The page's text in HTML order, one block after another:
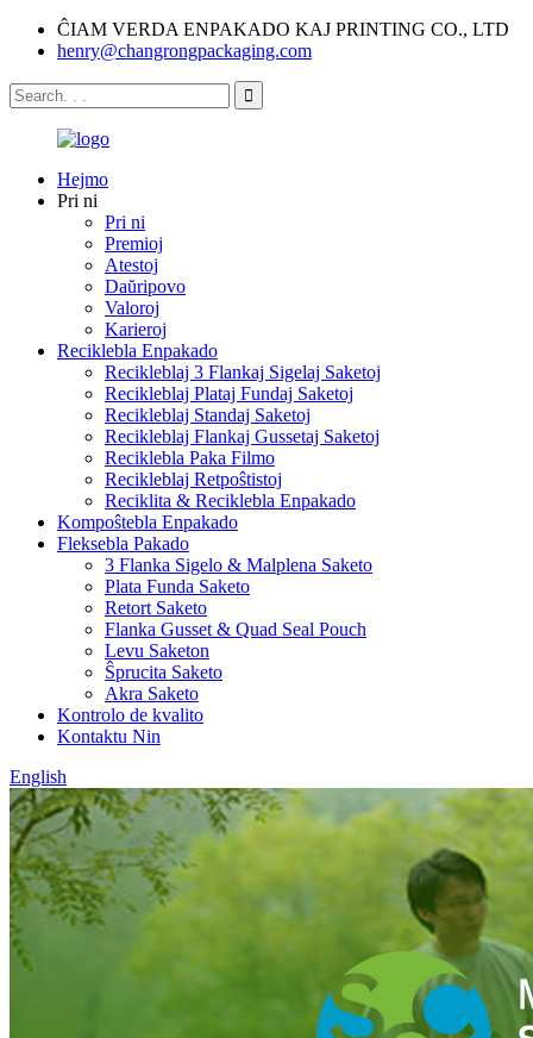
ĈIAM VERDA ENPAKADO KAJ PRINTING CO., LTD
henry@changrongpackaging.com
Hejmo
Pri ni
Pri ni
Premioj
Atestoj
Daŭripovo
Valoroj
Karieroj
Reciklebla Enpakado
Recikleblaj 3 Flankaj Sigelaj Saketoj
Recikleblaj Plataj Fundaj Saketoj
Recikleblaj Standaj Saketoj
Recikleblaj Flankaj Gussetaj Saketoj
Reciklebla Paka Filmo
Recikleblaj Retpoŝtistoj
Reciklita & Reciklebla Enpakado
Kompoŝtebla Enpakado
Fleksebla Pakado
3 Flanka Sigelo & Malplena Saketo
Plata Funda Saketo
Retort Saketo
Flanka Gusset & Quad Seal Pouch
Levu Saketon
Ŝprucita Saketo
Akra Saketo
Kontrolo de kvalito
Kontaktu Nin
English